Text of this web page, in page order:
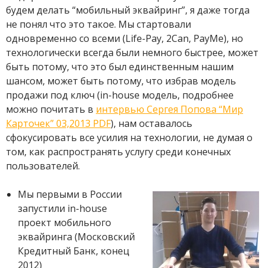
будем делать “мобильный эквайринг”, я даже тогда
не понял что это такое. Мы стартовали
одновременно со всеми (Life-Pay, 2Can, PayMe), но
технологически всегда были немного быстрее, может
быть потому, что это был единственным нашим
шансом, может быть потому, что избрав модель
продажи под ключ (in-house модель, подробнее
можно почитать в интервью Сергея Попова “Мир
Карточек” 03,2013 PDF), нам оставалось
сфокусировать все усилия на технологии, не думая о
том, как распространять услугу среди конечных
пользователей.
Мы первыми в России
запустили in-house
проект мобильного
эквайринга (Московский
Кредитный Банк, конец
2012)